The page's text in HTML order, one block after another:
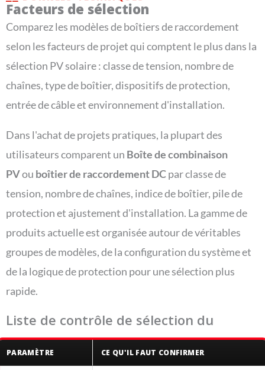
Facteurs de sélection
Comparez les modèles de boîtiers de raccordement
selon les facteurs de projet qui comptent le plus dans la
sélection PV solaire : classe de tension, nombre de
chaînes, type de boîtier, dispositifs de protection,
entrée de câble et environnement d'installation.
Dans l'achat de projets pratiques, la plupart des
utilisateurs comparent un Boîte de combinaison
PVou boîtier de raccordement DCpar classe de
tension, nombre de chaînes, indice de boîtier, pile de
protection et ajustement d'installation. La gamme de
produits actuelle est organisée autour de véritables
groupes de modèles, de la configuration du système et
de la logique de protection pour une sélection plus
rapide.
Liste de contrôle de sélection du
boîtier de raccordement
PARAMÈTRE CE QU'IL FAUT CONFIRMER